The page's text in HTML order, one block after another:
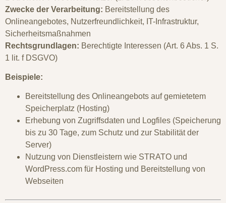
Zwecke der Verarbeitung: Bereitstellung des
Onlineangebotes, Nutzerfreundlichkeit, IT-Infrastruktur,
Sicherheitsmaßnahmen
Rechtsgrundlagen: Berechtigte Interessen (Art. 6 Abs. 1 S.
1 lit. f DSGVO)
Beispiele:
Bereitstellung des Onlineangebots auf gemietetem
Speicherplatz (Hosting)
Erhebung von Zugriffsdaten und Logfiles (Speicherung
bis zu 30 Tage, zum Schutz und zur Stabilität der
Server)
Nutzung von Dienstleistern wie STRATO und
WordPress.com für Hosting und Bereitstellung von
Webseiten